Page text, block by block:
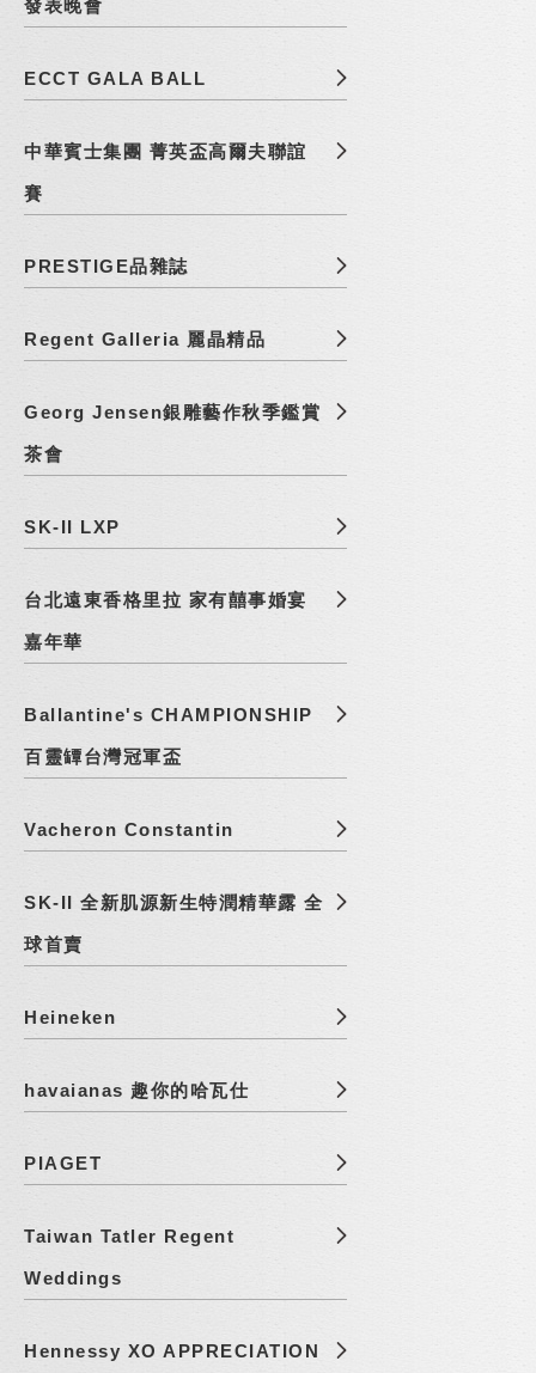
發表晚會
ECCT GALA BALL
中華賓士集團 菁英盃高爾夫聯誼
賽
PRESTIGE品雜誌
Regent Galleria 麗晶精品
Georg Jensen銀雕藝作秋季鑑賞
茶會
SK-II LXP
台北遠東香格里拉 家有囍事婚宴
嘉年華
Ballantine's CHAMPIONSHIP
百靈罈台灣冠軍盃
Vacheron Constantin
SK-II 全新肌源新生特潤精華露 全
球首賣
Heineken
havaianas 趣你的哈瓦仕
PIAGET
Taiwan Tatler Regent
Weddings
Hennessy XO APPRECIATION